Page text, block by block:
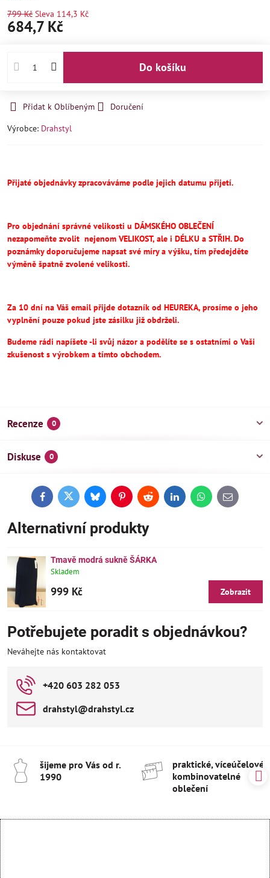
799 Kč Sleva 114,3 Kč
684,7 Kč
Do košíku
Přidat k Oblíbeným
Doručení
Výrobce: Drahstyl
Přijaté objednávky zpracováváme podle jejich datumu přijetí.
Pro objednání správné velikosti u DÁMSKÉHO OBLEČENÍ
nezapomeňte zvolit nejenom VELIKOST, ale i DÉLKU a STŘIH.Do
poznámky doporučujeme napsat své míry a výšku, tím předejděte
výměně špatně zvolené velikosti.
Za 10 dní na Váš email přijde dotazník od HEUREKA, prosíme o jeho
vyplnění pouze pokud jste zásilku již obdrželi.
Budeme rádi napíšete -li svůj názor a podělíte se s ostatními o Vaši
zkušenost s výrobkem a tímto obchodem.
Recenze 0
Diskuse 0
FacebookTwitterBlueskyPinterestReddit LinkedInWhatsApp
E-
mail
Alternativní produkty
Tmavě modrá sukně ŠÁRKA
Skladem
999 Kč Zobrazit
Potřebujete poradit s objednávkou?
Neváhejte nás kontaktovat
+420 603 282 053
drahstyl​@drahstyl​.cz
šijeme pro Vás od r​.
1990
praktické, víceúčelové
kombinovatelné
oblečení